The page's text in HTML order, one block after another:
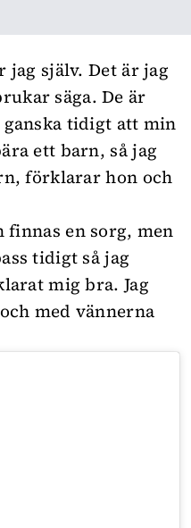
jag själv. Det är jag
säga. De är
tidigt att min
ett barn, så jag
förklarar hon och
finnas en sorg, men
tidigt så jag
mig bra. Jag
med vännerna